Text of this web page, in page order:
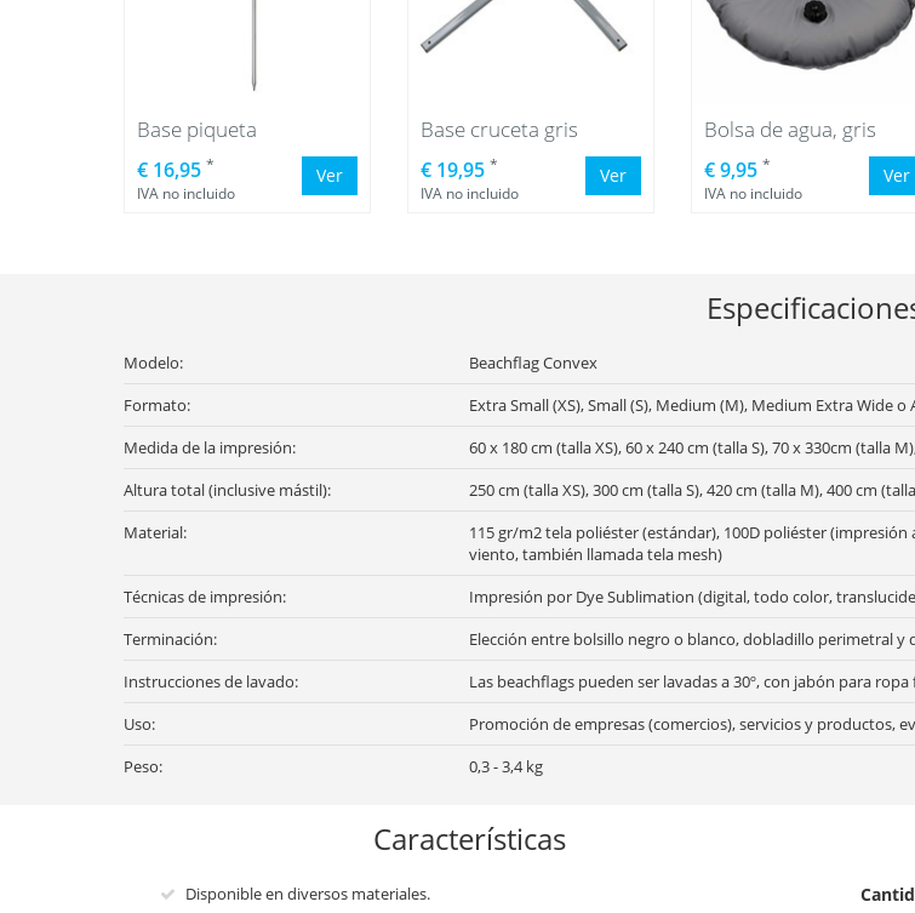
Base piqueta
€ 16,95 *
IVA no incluido
Ver
Base cruceta gris
€ 19,95 *
IVA no incluido
Ver
Bolsa de agua, gris
€ 9,95 *
IVA no incluido
Ver
Modelo:
Beachflag Convex
Formato:
Extra Small (XS), Small (S), Medium (M), Medium Extra Wide o
Medida de la impresión:
60 x 180 cm (talla XS), 60 x 240 cm (talla S), 70 x 330cm (talla
Altura total (inclusive mástil):
250 cm (talla XS), 300 cm (talla S), 420 cm (talla M), 400 cm
Material:
115 gr/m2 tela poliéster (estándar), 100D poliéster
viento, también llamada tela mesh)
Técnicas de impresión:
Impresión por Dye Sublimation (digital, todo color,
Terminación:
Elección entre bolsillo negro o blanco, dobladillo perimetral y
Instrucciones de lavado:
Las beachflags pueden ser lavadas a 30º, con jabón para ropa
Uso:
Promoción de empresas (comercios), servicios y productos,
Peso:
0,3 - 3,4 kg
Características
Disponible en diversos materiales.